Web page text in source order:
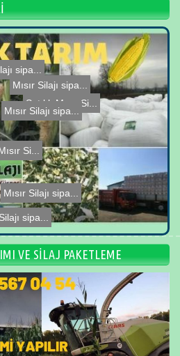
Satılık Mısır Si...
Silajı sipa...
Silajı sipa...
Mısır Silajı sipa...
Mısır Si...
sipa...
Mısır Silajı sipa...
VE SİLAJ PAKETLEME